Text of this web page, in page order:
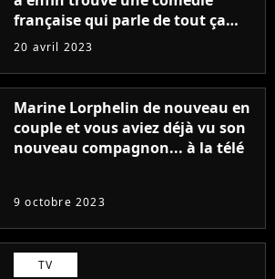
française qui parle de tout ça
sans être super ringarde
20 avril 2023
Marine Lorphelin de nouveau en
couple et vous aviez déjà vu son
nouveau compagnon... à la télé
9 octobre 2023
TV